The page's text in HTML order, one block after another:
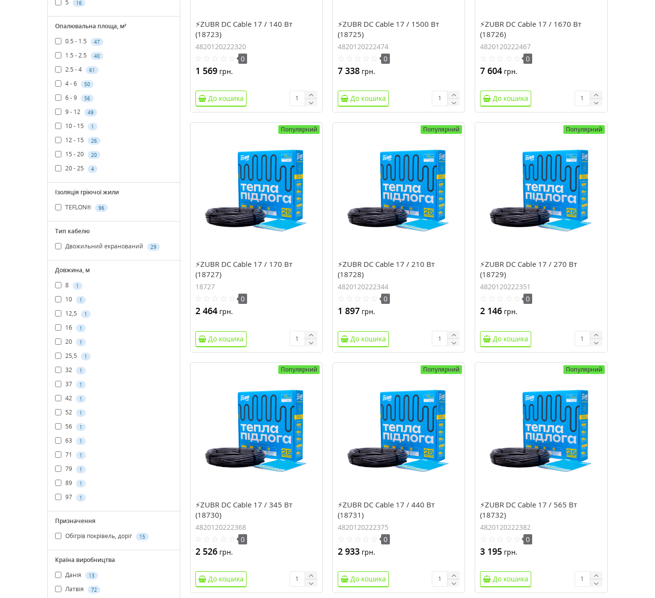
5 16
Опалювальна площа, м²
0.5 - 1.5
47
1.5 - 2.5 40
2.5 - 4 61
4 - 6 50
6 - 9 56
9 - 12 49
10 - 15 1
12 - 15 26
15 - 20 20
20 - 25 4
Ізоляція гріючої жили
TEFLON®
96
Тип кабелю
Двожильний екранований
29
Довжина, м
8
1
10 1
12,5 1
16 1
20 1
25,5 1
32 1
37 1
42 1
52 1
56 1
63 1
71 1
79 1
89 1
97 1
Призначення
Обігрів покрівель, доріг
15
Країна виробництва
Данія
13
Латвія 72
⚡ZUBR DC Cable 17 / 140 Вт
(18723)
4820120222320
0
1 569грн.
До кошика
⚡ZUBR DC Cable 17 / 1500 Вт
(18725)
4820120222474
0
7 338грн.
До кошика
⚡ZUBR DC Cable 17 / 1670 Вт
(18726)
4820120222467
0
7 604 грн.
До кошика
Популярний
⚡ZUBR DC Cable 17 / 170 Вт
(18727)
18727
0
2 464грн.
До кошика
Популярний
⚡ZUBR DC Cable 17 / 210 Вт
(18728)
4820120222344
0
1 897грн.
До кошика
Популярний
⚡ZUBR DC Cable 17 / 270 Вт
(18729)
4820120222351
0
2 146 грн.
До кошика
Популярний
⚡ZUBR DC Cable 17 / 345 Вт
(18730)
4820120222368
0
2 526грн.
До кошика
Популярний
⚡ZUBR DC Cable 17 / 440 Вт
(18731)
4820120222375
0
2 933грн.
До кошика
Популярний
⚡ZUBR DC Cable 17 / 565 Вт
(18732)
4820120222382
0
3 195 грн.
До кошика